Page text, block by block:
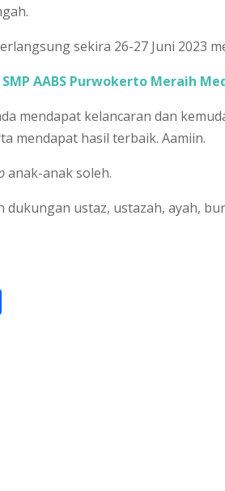
sekira 26-27 Juni 2023
AABS Purwokerto Meraih
mendapat kelancaran dan
mendapat hasil terbaik. Aamiin.
anak-anak soleh.
dukungan ustaz, ustazah, ayah,